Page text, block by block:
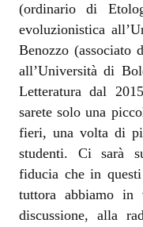
(ordinario di
evoluzionistica
Benozzo (associato
all’Università di
Letteratura dal
sarete solo una
fieri, una volta di
studenti. Ci sarà
fiducia che in
tuttora abbiamo
discussione, alla